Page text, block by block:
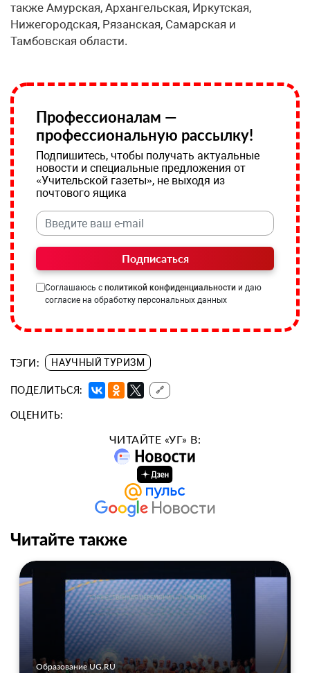
также Амурская, Архангельская, Иркутская,
Нижегородская, Рязанская, Самарская и
Тамбовская области.
Профессионалам —
профессиональную рассылку!
Подпишитесь, чтобы получать актуальные
новости и специальные предложения от
«Учительской газеты», не выходя из
почтового ящика
Подписаться
Соглашаюсь с политикой конфиденциальности и даю
согласие на обработку персональных данных
ТЭГИ: НАУЧНЫЙ ТУРИЗМ
ПОДЕЛИТЬСЯ: 🔗
ОЦЕНИТЬ:
ЧИТАЙТЕ «УГ» В:
Читайте также
Образование UG.RU